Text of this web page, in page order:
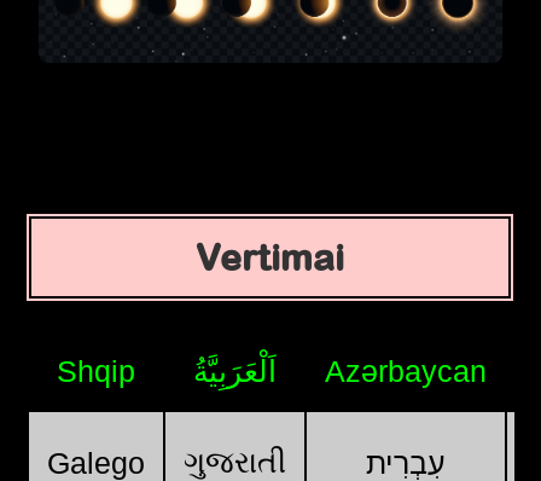
Vertimai
Shqip اَلْعَرَبِيَّةُ Azərbaycan
Galego ગુજરાતી עִבְרִית